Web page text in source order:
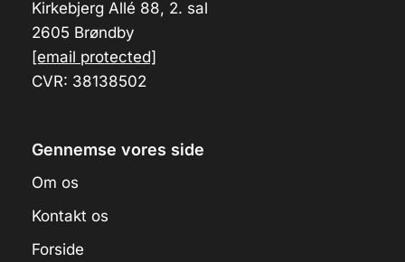
Kirkebjerg Allé 88, 2. sal
2605 Brøndby
[email protected]
CVR: 38138502
Gennemse vores side
Om os
Kontakt os
Forside